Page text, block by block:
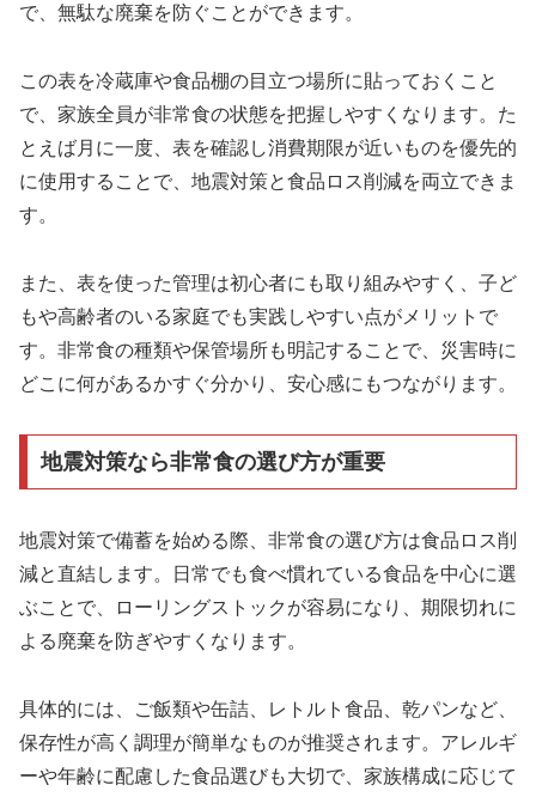
で、無駄な廃棄を防ぐことができます。
この表を冷蔵庫や食品棚の目立つ場所に貼っておくこと
で、家族全員が非常食の状態を把握しやすくなります。た
とえば月に一度、表を確認し消費期限が近いものを優先的
に使用することで、地震対策と食品ロス削減を両立できま
す。
また、表を使った管理は初心者にも取り組みやすく、子ど
もや高齢者のいる家庭でも実践しやすい点がメリットで
す。非常食の種類や保管場所も明記することで、災害時に
どこに何があるかすぐ分かり、安心感にもつながります。
地震対策なら非常食の選び方が重要
地震対策で備蓄を始める際、非常食の選び方は食品ロス削
減と直結します。日常でも食べ慣れている食品を中心に選
ぶことで、ローリングストックが容易になり、期限切れに
よる廃棄を防ぎやすくなります。
具体的には、ご飯類や缶詰、レトルト食品、乾パンなど、
保存性が高く調理が簡単なものが推奨されます。アレルギ
ーや年齢に配慮した食品選びも大切で、家族構成に応じて